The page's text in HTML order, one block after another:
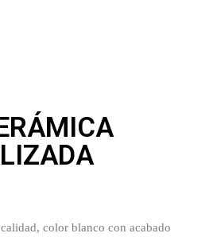
color blanco con acabado